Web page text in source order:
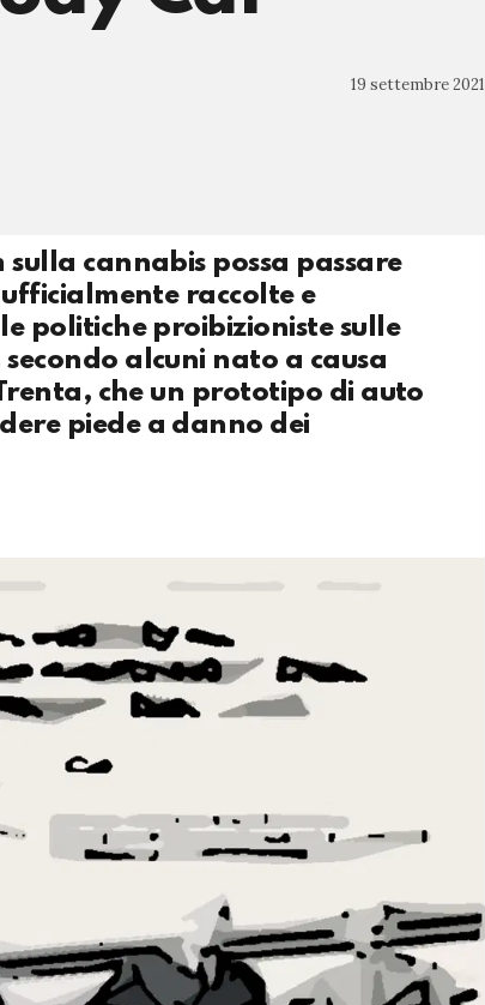
19 settembre 2021
cannabis possa passare
raccolte e
politiche proibizioniste sulle
alcuni nato a causa
che un prototipo di auto
piede a danno dei